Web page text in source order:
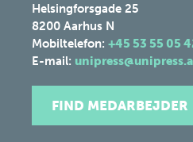
Helsingforsgade 25
8200 Aarhus N
Mobiltelefon: +45 53 55 05
E-mail:
FIND MEDARBEJDER